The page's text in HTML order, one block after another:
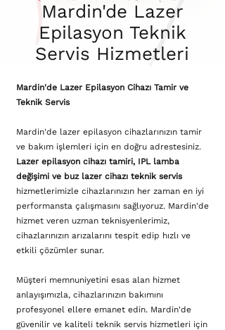
Mardin'de Lazer
Epilasyon Teknik
Servis Hizmetleri
Mardin'de Lazer Epilasyon Cihazı Tamir ve
Teknik Servis
Mardin'de lazer epilasyon cihazlarınızın tamir
ve bakım işlemleri için en doğru adrestesiniz.
Lazer epilasyon cihazı tamiri, IPL lamba
değişimi ve buz lazer cihazı teknik servis
hizmetlerimizle cihazlarınızın her zaman en iyi
performansta çalışmasını sağlıyoruz. Mardin'de
hizmet veren uzman teknisyenlerimiz,
cihazlarınızın arızalarını tespit edip hızlı ve
etkili çözümler sunar.
Müşteri memnuniyetini esas alan hizmet
anlayışımızla, cihazlarınızın bakımını
profesyonel ellere emanet edin. Mardin'de
güvenilir ve kaliteli teknik servis hizmetleri için